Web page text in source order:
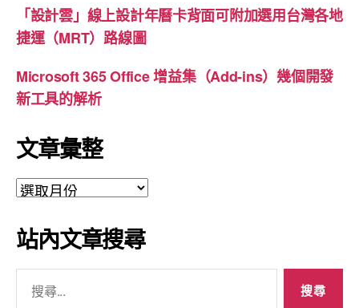
「設計雲」線上設計年曆卡背面可附加選用台灣各地
捷運（MRT）路線圖
Microsoft 365 Office 增益集（Add-ins）幾個開發
新工具的解析
文章彙整
文
彙
整
站內文章搜尋